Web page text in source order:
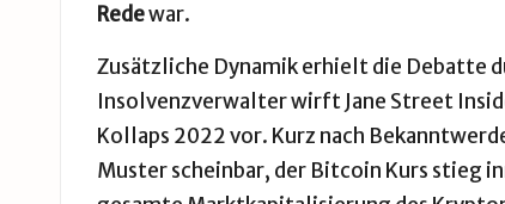
Redewar.
Zusätzliche Dynamik erhielt die Debatte
Insolvenzverwalter wirft Jane Street
Kollaps 2022 vor. Kurz nach
Muster scheinbar, der Bitcoin Kurs stieg